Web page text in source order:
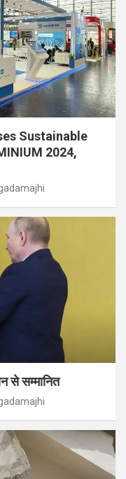
Sustainable
2024,
से सम्मानित